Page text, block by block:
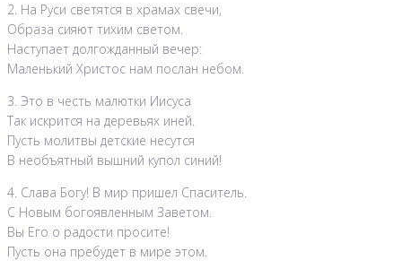
2. На Руси светятся в храмах свечи,
Образа сияют тихим светом.
Наступает долгожданный вечер:
Маленький Христос нам послан небом.
3. Это в честь малютки Иисуса
Так искрится на деревьях иней.
Пусть молитвы детские несутся
В необъятный вышний купол синий!
4. Слава Богу! В мир пришел Спаситель.
С Новым богоявленным Заветом.
Вы Его о радости просите!
Пусть она пребудет в мире этом.